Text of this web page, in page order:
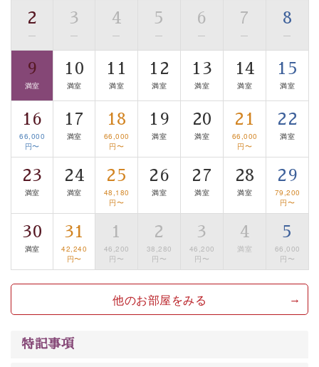
眺望はございませんが、源泉掛け流しの温泉の質を楽し
む貸切温泉風呂です。ゆったりといやされるプライベー
トな空間をお愉しみください。
【旅】
■諏訪大社4社を巡る無料参拝バス
豊富な知識を持ったドライバー兼ガイドが諏訪大社をご
案内します。
事前ご予約制ですので、ご利用ご希望の方
※交通規制などにより運行できない日がございます
※年末年始及び御柱祭前後は運行しておりません
以上がプラン内容です。
上諏訪温泉“しんゆ”なら諏訪大社など歴史ある諏訪の街
で心癒されます。
清らかな源泉、自然の恵みあるお食事、諏訪湖に包まれ
るお部屋、 大人のたしなみを感じていただける、美しく
さい。
2
—
3
—
4
—
5
—
6
—
7
—
8
—
9
満室
10
満室
11
満室
12
満室
13
満室
14
満室
15
満室
16
66,000
円〜
17
満室
18
66,000
円〜
19
満室
20
満室
21
66,000
円〜
22
満室
23
満室
24
満室
25
48,180
円〜
26
満室
27
満室
28
満室
29
79,200
円〜
30
満室
31
42,240
円〜
1
46,200
円〜
2
38,280
円〜
3
46,200
円〜
4
満室
5
66,000
円〜
他のお部屋をみる
特記事項